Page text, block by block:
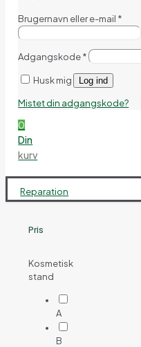
Brugernavn eller e-mail *
Adgangskode*
Husk mig Log ind
Mistet din adgangskode?
0
Din
kurv
Reparation
Pris
Kosmetisk
stand
A
B